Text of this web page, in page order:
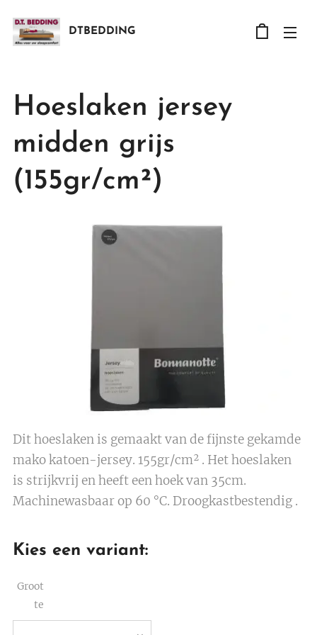
DTBEDDING
Hoeslaken jersey
midden grijs
(155gr/cm²)
Dit hoeslaken is gemaakt van de fijnste gekamde
mako katoen-jersey. 155gr/cm² . Het hoeslaken
is strijkvrij en heeft een hoek van 35cm.
Machinewasbaar op 60 °C. Droogkastbestendig .
Kies een variant:
Groot
te